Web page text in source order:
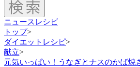
ニュース レシピ
トップ>
ダイエットレシピ>
献立>
元気いっぱい！うなぎとナスのかば焼